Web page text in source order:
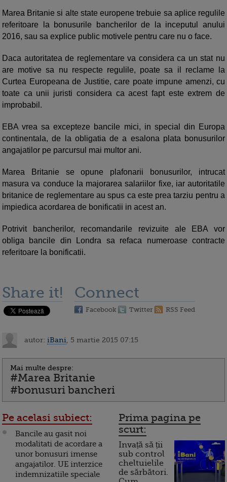
Marea Britanie si alte state europene trebuie sa aplice regulile
referitoare la bonusurile bancherilor de la inceputul anului
2016, sau sa explice public motivele pentru care nu o face.
Daca autoritatea de reglementare va considera ca un stat nu
are motive sa nu respecte regulile, poate sa il reclame la
Curtea Europeana de Justitie, care poate impune amenzi, cu
toate ca unii juristi considera ca acest fapt este extrem de
improbabil.
EBA vrea sa excepteze bancile mici, in special din Europa
continentala, de la obligatia de a esalona plata bonusurilor
angajatilor pe parcursul mai multor ani.
Marea Britanie se opune plafonarii bonusurilor, intrucat
masura va conduce la majorarea salariilor fixe, iar autoritatile
britanice de reglementare au spus ca este prea tarziu pentru a
impiedica acordarea de bonificatii in acest an.
Potrivit bancherilor, recomandarile revizuite ale EBA vor
obliga bancile din Londra sa refaca numeroase contracte
referitoare la bonificatii.
Share it! Connect
Facebook Twitter RSS Feed
autor: iBani , 5 martie 2015 07:15
Mai multe despre:
#Marea Britanie
#bonusuri bancheri
Pe acelasi subiect:
Bancile au gasit noi
modalitati de acordare a
unor bonusuri imense
angajatilor. UE interzice
indemnizatiile speciale
Prima pagina pe
scurt:
Invață să ții
sub control
cheltuielile
de sărbători.